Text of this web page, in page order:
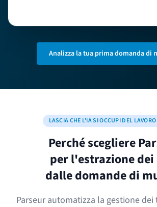
Analizza la tua prima domanda di
LASCIA CHE L'IA SI OCCUPI DEL
Perché scegliere
per l'estrazione
dalle domande di
Parseur automatizza la gestione